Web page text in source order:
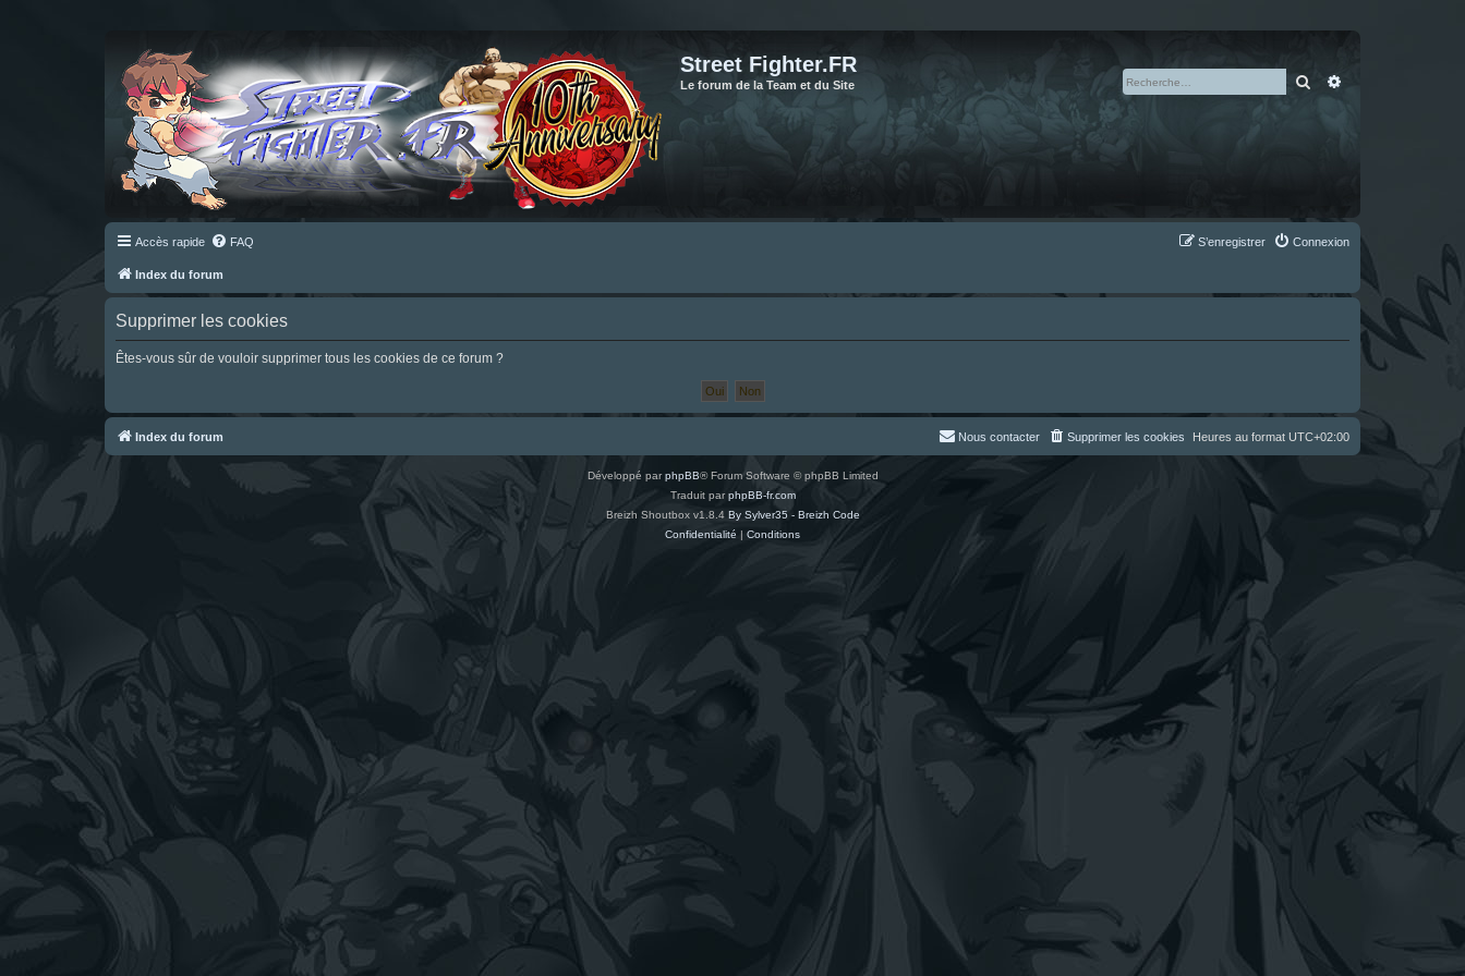
Street Fighter.FR
Le forum de la Team et du Site Rechercher
Accès rapide FAQ Connexion
S’enregistrer
Index du forum
Supprimer les cookies
Êtes-vous sûr de vouloir supprimer tous les cookies de ce forum ?
Index du forum Heures au format UTC+02:00
Supprimer les cookies
Nous contacter
Développé parphpBB® Forum Software © phpBB Limited
Traduit parphpBB-fr.com
Breizh Shoutbox v1.8.4 By Sylver35 - Breizh Code
Confidentialité | Conditions